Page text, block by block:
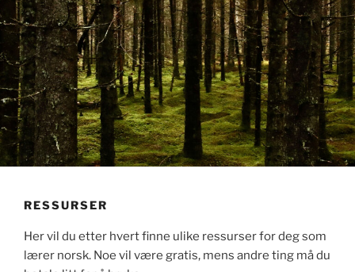
RESSURSER
Her vil du etter hvert finne ulike ressurser for deg som
lærer norsk. Noe vil være gratis, mens andre ting må du